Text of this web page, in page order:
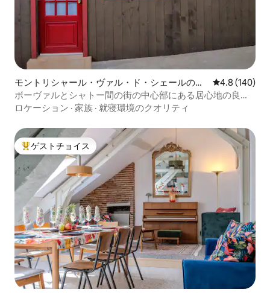
モントリシャール・ヴァル・ド・シェールのロ
フト
レビュー140
4.8 (140)
ボーヴァルとシャトー間の街の中心部にある居心地の良い
ロフト
ロケーション · 家族 · 就寝環境のクオリティ
大好評のゲストチョイスです。
ゲストチョイス